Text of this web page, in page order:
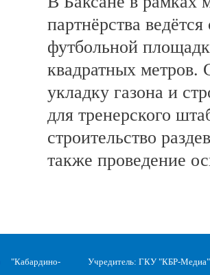
партнёрства
футбольной
квадратных метров.
укладку газона и
для тренерского
строительство
также проведение
"Кабардино-
Учредитель: ГКУ "КБР-Медиа"